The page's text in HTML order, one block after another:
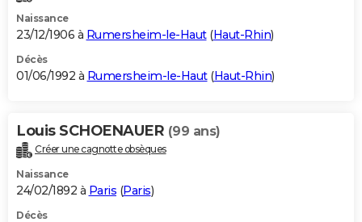
Naissance
23/12/1906 à Rumersheim-le-Haut(Haut-Rhin)
Décès
01/06/1992 à Rumersheim-le-Haut(Haut-Rhin)
Louis SCHOENAUER (99 ans)
Créer une cagnotte obsèques
Naissance
24/02/1892 à Paris (Paris)
Décès